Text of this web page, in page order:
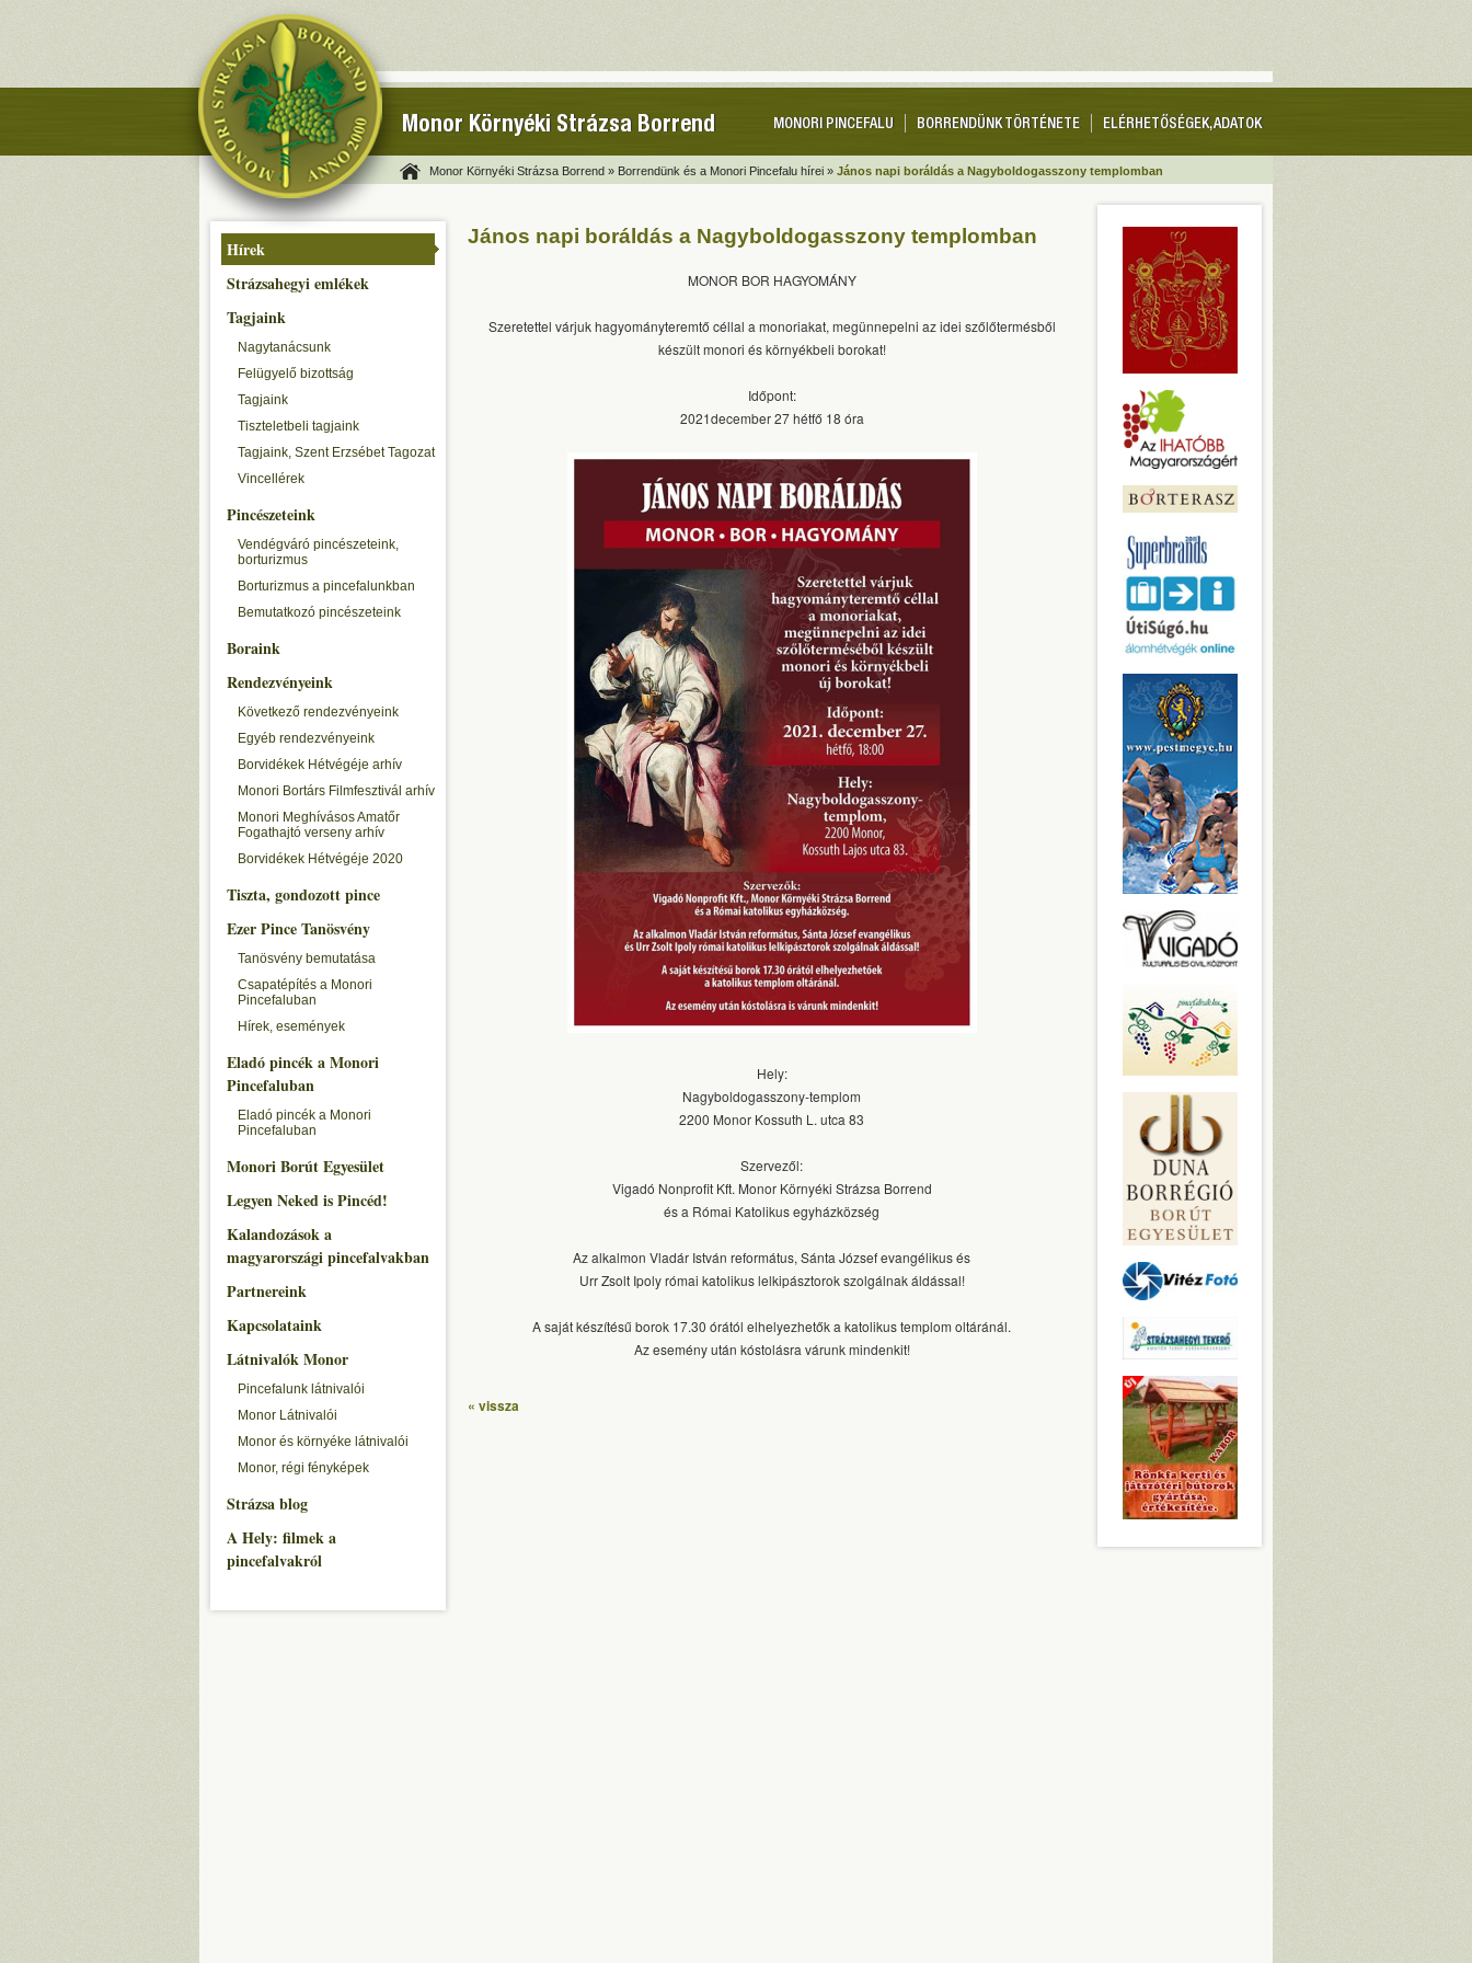
Monor Környéki Strázsa Borrend ELÉRHETŐSÉGEK, ADATOK
BORRENDÜNK TÖRTÉNETE
MONORI PINCEFALU
Monor Környéki Strázsa Borrend » Borrendünk és a Monori Pincefalu hírei » János napi boráldás a Nagyboldogasszony templomban
Hírek
Strázsahegyi emlékek
Tagjaink
Nagytanácsunk
Felügyelő bizottság
Tagjaink
Tiszteletbeli tagjaink
Tagjaink, Szent Erzsébet Tagozat
Vincellérek
Pincészeteink
Vendégváró pincészeteink,
borturizmus
Borturizmus a pincefalunkban
Bemutatkozó pincészeteink
Boraink
Rendezvényeink
Következő rendezvényeink
Egyéb rendezvényeink
Borvidékek Hétvégéje arhív
Monori Bortárs Filmfesztivál arhív
Monori Meghívásos Amatőr
Fogathajtó verseny arhív
Borvidékek Hétvégéje 2020
Tiszta, gondozott pince
Ezer Pince Tanösvény
Tanösvény bemutatása
Csapatépítés a Monori
Pincefaluban
Hírek, események
Eladó pincék a Monori
Pincefaluban
Eladó pincék a Monori
Pincefaluban
Monori Borút Egyesület
Legyen Neked is Pincéd!
Kalandozások a
magyarországi pincefalvakban
Partnereink
Kapcsolataink
Látnivalók Monor
Pincefalunk látnivalói
Monor Látnivalói
Monor és környéke látnivalói
Monor, régi fényképek
Strázsa blog
A Hely: filmek a
pincefalvakról
János napi boráldás a Nagyboldogasszony templomban
MONOR BOR HAGYOMÁNY
Szeretettel várjuk hagyományteremtő céllal a monoriakat, megünnepelni az idei szőlőtermésből
készült monori és környékbeli borokat!
Időpont:
2021december 27 hétfő 18 óra
Hely:
Nagyboldogasszony-templom
2200 Monor Kossuth L. utca 83
Szervezől:
Vigadó Nonprofit Kft. Monor Környéki Strázsa Borrend
és a Római Katolikus egyházközség
Az alkalmon Vladár István református, Sánta József evangélikus és
Urr Zsolt Ipoly római katolikus lelkipásztorok szolgálnak áldással!
A saját készítésű borok 17.30 órától elhelyezhetők a katolikus templom oltáránál.
Az esemény után kóstolásra várunk mindenkit!
« vissza